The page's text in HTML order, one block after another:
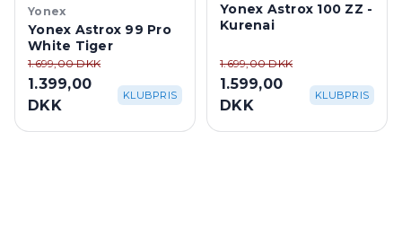
Yonex
Yonex Astrox 99 Pro
White Tiger
1.699,00 DKK
1.399,00
DKK
KLUBPRIS
Yonex Astrox 100 ZZ -
Kurenai
1.699,00 DKK
1.599,00
DKK
KLUBPRIS